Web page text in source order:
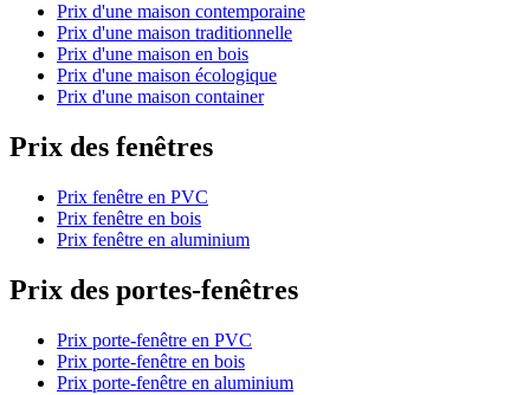
Prix d'une maison contemporaine
Prix d'une maison traditionnelle
Prix d'une maison en bois
Prix d'une maison écologique
Prix d'une maison container
Prix des fenêtres
Prix fenêtre en PVC
Prix fenêtre en bois
Prix fenêtre en aluminium
Prix des portes-fenêtres
Prix porte-fenêtre en PVC
Prix porte-fenêtre en bois
Prix porte-fenêtre en aluminium